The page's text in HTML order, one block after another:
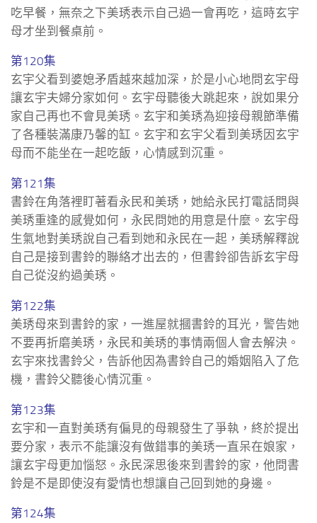
吃早餐，無奈之下美琇表示自己過一會再吃，這時玄宇
母才坐到餐桌前。
第120集
玄宇父看到婆媳矛盾越來越加深，於是小心地問玄宇母
讓玄宇夫婦分家如何。玄宇母聽後大跳起來，說如果分
家自己再也不會見美琇。玄宇和美琇為迎接母親節準備
了各種裝滿康乃馨的缸。玄宇和玄宇父看到美琇因玄宇
母而不能坐在一起吃飯，心情感到沉重。
第121集
書鈴在角落裡盯著看永民和美琇，她給永民打電話問與
美琇重逢的感覺如何，永民問她的用意是什麼。玄宇母
生氣地對美琇說自己看到她和永民在一起，美琇解釋說
自己是接到書鈴的聯絡才出去的，但書鈴卻告訴玄宇母
自己從沒約過美琇。
第122集
美琇母來到書鈴的家，一進屋就摑書鈴的耳光，警告她
不要再折磨美琇，永民和美琇的事情兩個人會去解決。
玄宇來找書鈴父，告訴他因為書鈴自己的婚姻陷入了危
機，書鈴父聽後心情沉重。
第123集
玄宇和一直對美琇有偏見的母親發生了爭執，終於提出
要分家，表示不能讓沒有做錯事的美琇一直呆在娘家，
讓玄宇母更加惱怒。永民深思後來到書鈴的家，他問書
鈴是不是即使沒有愛情也想讓自己回到她的身邊。
第124集